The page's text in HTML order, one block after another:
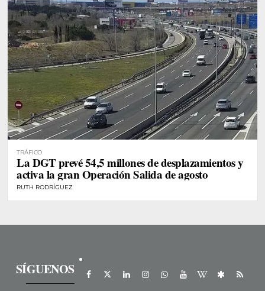
TRÁFICO
La DGT prevé 54,5 millones de desplazamientos y
activa la gran Operación Salida de agosto
RUTH RODRÍGUEZ
SÍGUENOS